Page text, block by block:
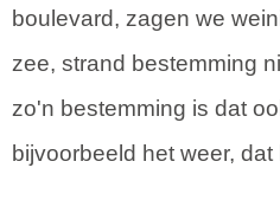
boulevard, zagen we
zee, strand bestemming
zo'n bestemming is dat
bijvoorbeeld het weer,